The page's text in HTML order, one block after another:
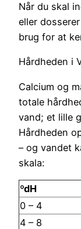
Når du skal
eller
brug for at
Hårdheden i
Calcium og
totale
vand; et lille
Hårdheden
– og vandet
skala:
ºdH
0 – 4
4 – 8